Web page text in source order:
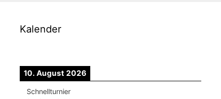
Kalender
10. August 2026
Schnellturnier